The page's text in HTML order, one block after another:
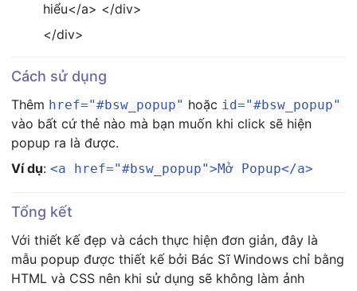
hiểu</a> </div>
</div>
Cách sử dụng
Thêm href="#bsw_popup" hoặc id="#bsw_popup"
vào bất cứ thẻ nào mà bạn muốn khi click sẽ hiện
popup ra là được.
Ví dụ: <a href="#bsw_popup">Mở Popup</a>
Tổng kết
Với thiết kế đẹp và cách thực hiện đơn giản, đây là
mẫu popup được thiết kế bởi Bác Sĩ Windows chỉ bằng
HTML và CSS nên khi sử dụng sẽ không làm ảnh